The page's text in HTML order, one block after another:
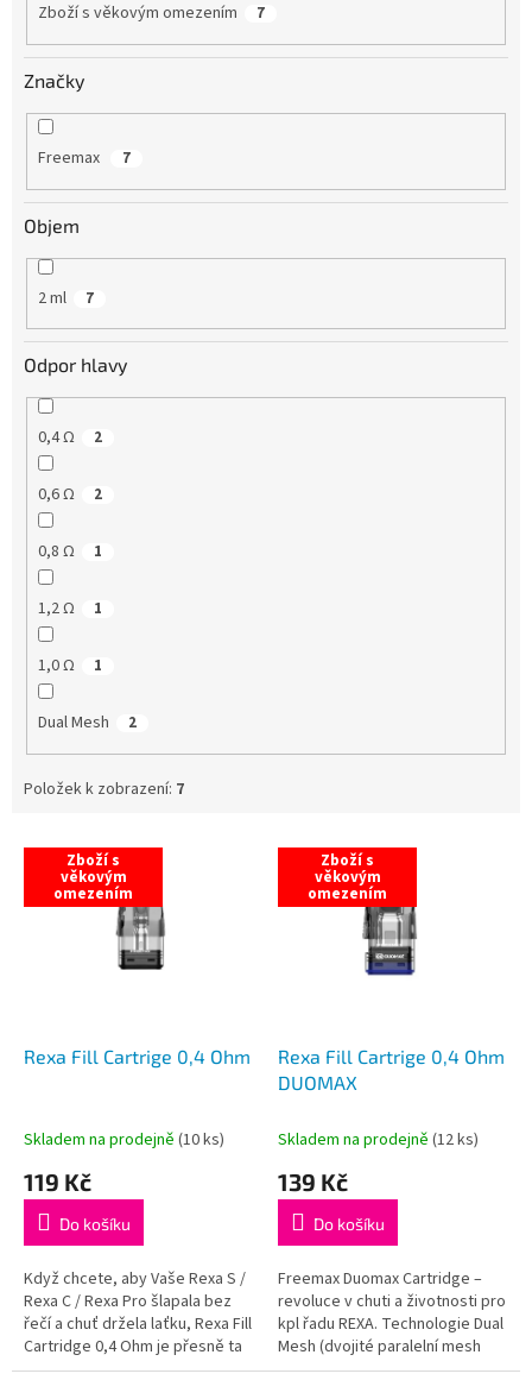
Zboží s věkovým omezením 7
Značky
Freemax 7
Objem
2 ml 7
Odpor hlavy
0,4 Ω 2
0,6 Ω 2
0,8 Ω 1
1,2 Ω 1
1,0 Ω 1
Dual Mesh 2
Položek k zobrazení: 7
V
Zboží s
věkovým
omezením
Rexa Fill Cartrige 0,4 Ohm
Skladem na prodejně (10 ks)
119 Kč
Do košíku
Když chcete, aby Vaše Rexa S /
Rexa C / Rexa Pro šlapala bez
řečí a chuť držela laťku, Rexa Fill
Cartridge 0,4 Ohm je přesně ta
náhradní cartridge, kterou je...
Zboží s
věkovým
omezením
Rexa Fill Cartrige 0,4 Ohm
DUOMAX
Skladem na prodejně (12 ks)
139 Kč
Do košíku
Freemax Duomax Cartridge –
revoluce v chuti a životnosti pro
kpl řadu REXA. Technologie Dual
Mesh (dvojité paralelní mesh
pletivo) zvětšuje odpařovací...